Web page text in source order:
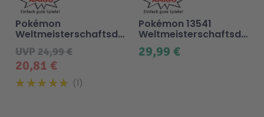
20,81 €
UVP24,99 €
Pokémon
Weltmeisterschaftsdeck
1
29,99 €
Pokémon 13541
Weltmeisterschaftsdeck
2025 - Anaheim 2025
- Blindpack